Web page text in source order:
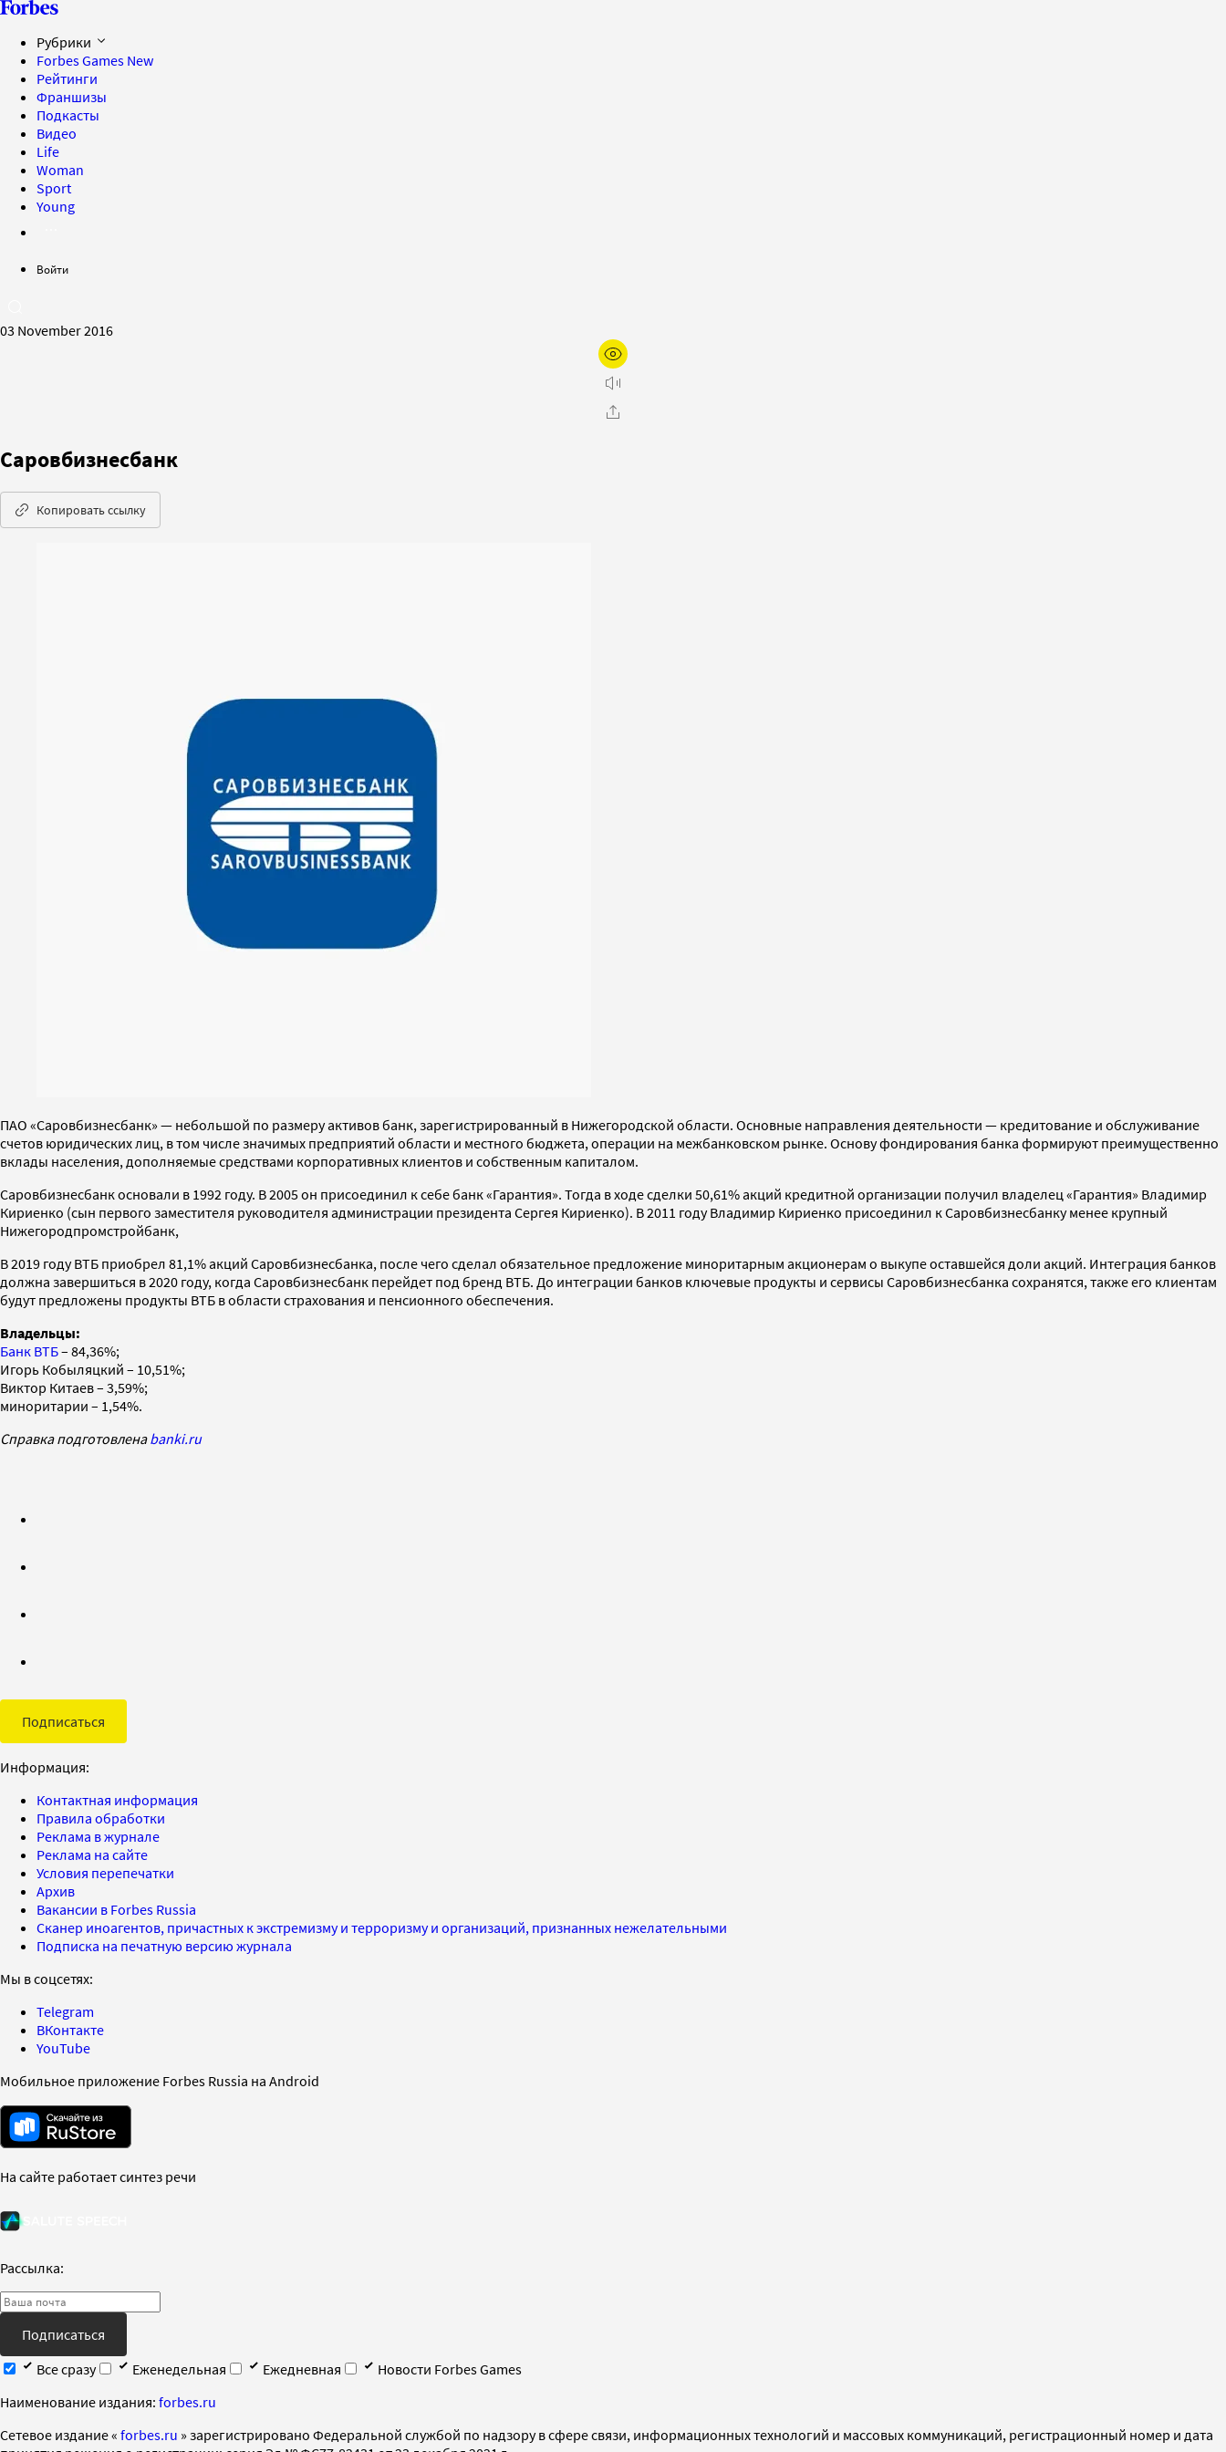
Рубрики
Forbes Games New
Рейтинги
Франшизы
Подкасты
Видео
Life
Woman
Sport
Young
Войти
03 November 2016
Саровбизнесбанк
Копировать ссылку
ПАО «Саровбизнесбанк» — небольшой по размеру активов банк, зарегистрированный в Нижегородской области. Основные направления деятельности — кредитование и обслуживание
счетов юридических лиц, в том числе значимых предприятий области и местного бюджета, операции на межбанковском рынке. Основу фондирования банка формируют преимущественно
вклады населения, дополняемые средствами корпоративных клиентов и собственным капиталом.
Саровбизнесбанк основали в 1992 году. В 2005 он присоединил к себе банк «Гарантия». Тогда в ходе сделки 50,61% акций кредитной организации получил владелец «Гарантия» Владимир
Кириенко (сын первого заместителя руководителя администрации президента Сергея Кириенко). В 2011 году Владимир Кириенко присоединил к Саровбизнесбанку менее крупный
Нижегородпромстройбанк,
В 2019 году ВТБ приобрел 81,1% акций Саровбизнесбанка, после чего сделал обязательное предложение миноритарным акционерам о выкупе оставшейся доли акций. Интеграция банков
должна завершиться в 2020 году, когда Саровбизнесбанк перейдет под бренд ВТБ. До интеграции банков ключевые продукты и сервисы Саровбизнесбанка сохранятся, также его клиентам
будут предложены продукты ВТБ в области страхования и пенсионного обеспечения.
Владельцы:
Банк ВТБ– 84,36%;
Игорь Кобыляцкий – 10,51%;
Виктор Китаев – 3,59%;
миноритарии – 1,54%.
Справка подготовленаbanki.ru
Подписаться
Информация:
Контактная информация
Правила обработки
Реклама в журнале
Реклама на сайте
Условия перепечатки
Архив
Вакансии в Forbes Russia
Сканер иноагентов, причастных к экстремизму и терроризму и организаций, признанных нежелательными
Подписка на печатную версию журнала
Мы в соцсетях:
Telegram
ВКонтакте
YouTube
Мобильное приложение Forbes Russia на Android
На сайте работает синтез речи
Рассылка:
Подписаться
Все сразу
Еженедельная Ежедневная
Новости Forbes Games
Наименование издания: forbes.ru
Cетевое издание « forbes.ru » зарегистрировано Федеральной службой по надзору в сфере связи, информационных технологий и массовых коммуникаций, регистрационный номер и дата